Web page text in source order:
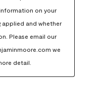
on your
and whether
Please email our
we
detail.